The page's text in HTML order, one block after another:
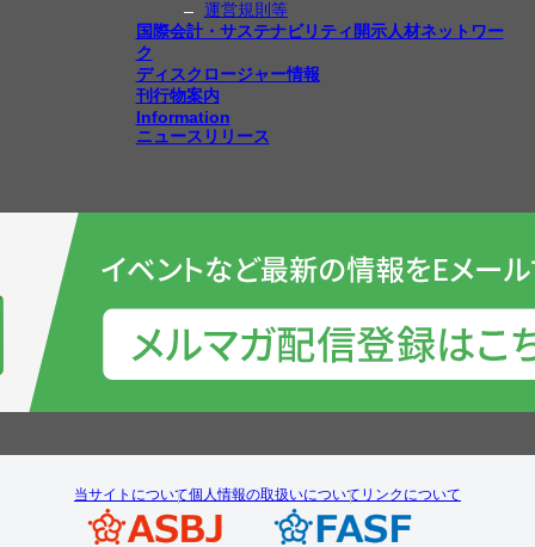
運営規則等
国際会計・サステナビリティ開示人材ネットワー
ク
ディスクロージャー情報
刊行物案内
Information
ニュースリリース
当サイトについて個人情報の取扱いについて リンクについて